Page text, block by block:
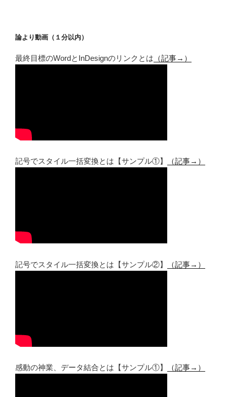
論より動画（１分以内）
最終目標のWordとInDesignのリンクとは （記事→）
記号でスタイル一括変換とは【サンプル①】 （記事→）
記号でスタイル一括変換とは【サンプル②】 （記事→）
感動の神業、データ結合とは【サンプル①】 （記事→）